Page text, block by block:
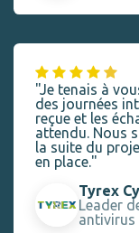
"Je tenais à
des journées
reçue et les
attendu. Nous
la suite du
en place."
Tyrex
Leader
antivirus